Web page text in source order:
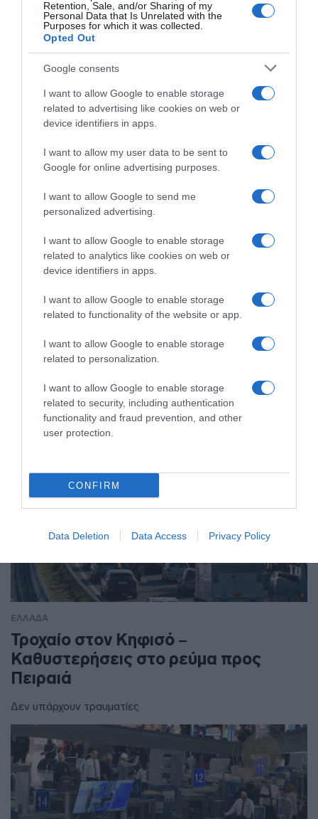
Retention, Sale, and/or Sharing of my
Personal Data that Is Unrelated with the
Purposes for which it was collected.
Opted Out
Google consents
I want to allow Google to enable storage
related to advertising like cookies on web or
device identifiers in apps.
I want to allow my user data to be sent to
Google for online advertising purposes.
I want to allow Google to send me
personalized advertising.
I want to allow Google to enable storage
related to analytics like cookies on web or
device identifiers in apps.
I want to allow Google to enable storage
related to functionality of the website or app.
I want to allow Google to enable storage
related to personalization.
I want to allow Google to enable storage
related to security, including authentication
functionality and fraud prevention, and other
user protection.
CONFIRM
Data Deletion Data Access Privacy Policy
ΕΛΛΑΔΑ
ΕΛΛΑΔΑ
Δείτε τις προσπάθειες χελώνας να
γεννήσει σε παραλία της Ρόδου – Η
προειδοποίηση των κατοίκων (βίντεο)
Το ζώο δεν τα κατάφερε και αναμένεται να επιστρέψει
ΕΛΛΑΔΑ
Τροχαίο στον Κηφισό –
Καθυστερήσεις στο ρεύμα προς
Πειραιά
Δεν υπάρχουν τραυματίες